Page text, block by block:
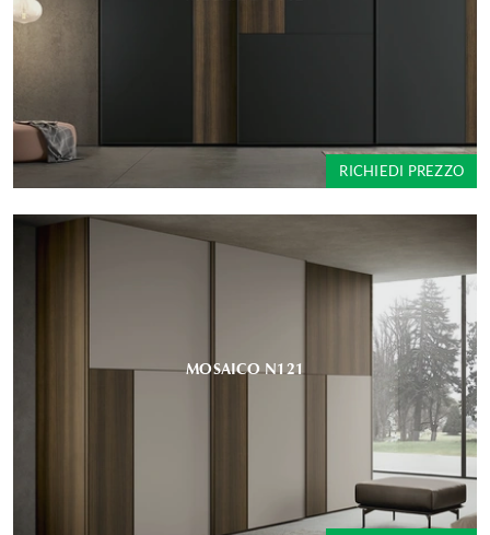
RICHIEDI PREZZO
MOSAICO N121